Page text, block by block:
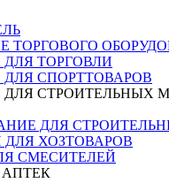
ТОРГОВОГО
ТОРГОВЛИ
СПОРТТОВАРОВ
ДЛЯ СТРОИТЕЛЬНЫХ
ДЛЯ
ХОЗТОВАРОВ
СМЕСИТЕЛЕЙ